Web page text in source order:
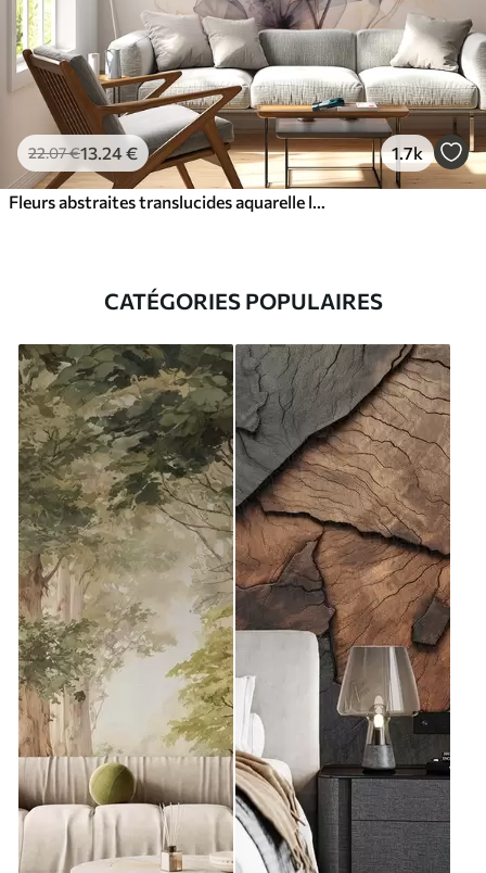
22.07€13 .24€ 1.7k
CATÉGORIES POPULAIRES